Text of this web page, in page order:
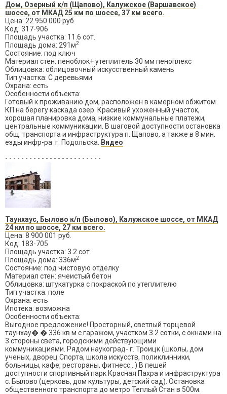
Дом, Озерный к/п (Щапово), Калужское (Варшавское)
шоссе, от МКАД 25 км по шоссе, 37 км всего.
Цена: 22 950 000 руб.
Код: 317-906
Площадь участка: 11.6 сот.
Площадь дома: 291м2
Состояние: под ключ
Материал стен: пеноблок+ утеплитель 30 мм пеноплекс
Облицовка: облицовочный искусственный камень
Тип участка: С деревьями
Охрана: есть
Особенности объекта:
Готовый к проживанию дом, расположен в камерном обжитом
КП на берегу каскада озер. Красивый ухоженный участок,
хорошая планировка дома, низкие коммунальные платежи,
центральные коммуникации. В шаговой доступности остановка
общ. транспорта и инфраструктура п. Щапово, а также в 8 мин.
езды инфр-ра г. Подольска.
Видео
- - - - - - - - - - - - - - - - - - - - - - - -
Таунхаус, Былово к/п (Былово), Калужское шоссе, от МКАД
24 км по шоссе, 27 км всего.
Цена: 8 900 001 руб.
Код: 183-705
Площадь участка: 3.2 сот.
Площадь дома: 336м2
Состояние: под чистовую отделку
Материал стен: ячеистый бетон
Облицовка: штукатурка с покраской по утеплителю
Тип участка: поле
Охрана: есть
Ипотека: возможна
Особенности объекта:
Выгодное предложение! Просторный, светлый торцевой
таунхау� � 336 кв.м с гаражом, участком 3.2 сотки, с окнами на
3 стороны света, городскими действующими
коммуникациями. Рядом наукоград- г. Троицк (школы, дом
ученых, дворец Спорта, школа искусств, поликлинники,
больницы, кафе, рестораны, фитнесс...) В пешей
доступности спортивный парк Красная Пахра и инфраструктура
с. Былово (церковь, дом культуры, детский сад). Остановка
общественного транспорта до метро Теплый Стан в 500м.